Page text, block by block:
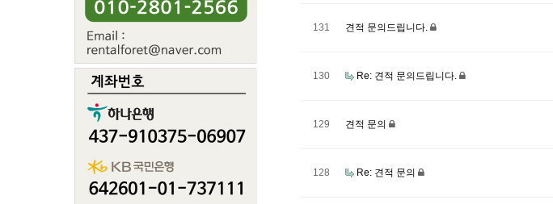
131 견적 문의드립니다.
130 Re: 견적 문의드립니다.
129 견적 문의
128 Re: 견적 문의